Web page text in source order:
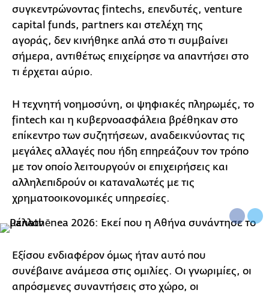
συγκεντρώνοντας fintechs, επενδυτές, venture
capital funds, partners και στελέχη της
αγοράς, δεν κινήθηκε απλά στο τι συμβαίνει
σήμερα, αντιθέτως επιχείρησε να απαντήσει στο
τι έρχεται αύριο.
Η τεχνητή νοημοσύνη, οι ψηφιακές πληρωμές, το
fintech και η κυβερνοασφάλεια βρέθηκαν στο
επίκεντρο των συζητήσεων, αναδεικνύοντας τις
μεγάλες αλλαγές που ήδη επηρεάζουν τον τρόπο
με τον οποίο λειτουργούν οι επιχειρήσεις και
αλληλεπιδρούν οι καταναλωτές με τις
χρηματοοικονομικές υπηρεσίες.
Εξίσου ενδιαφέρον όμως ήταν αυτό που
συνέβαινε ανάμεσα στις ομιλίες. Οι γνωριμίες, οι
απρόσμενες συναντήσεις στο χώρο, οι